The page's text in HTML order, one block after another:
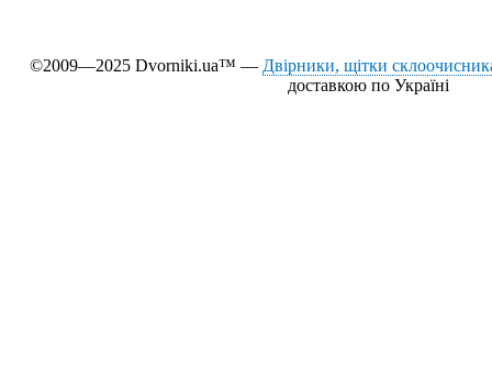
©2009—2025 Dvorniki.ua™ — Двірники, щітки
доставкою по Україні